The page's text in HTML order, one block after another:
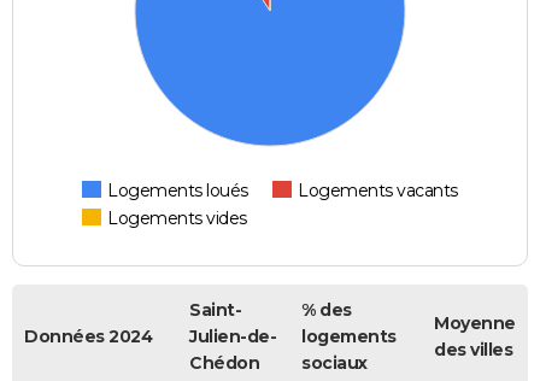
Logements loués
Logements vacants
Logements vides
Données 2024
Saint-
Julien-de-
Chédon
% des
logements
sociaux
Moyenne
des villes